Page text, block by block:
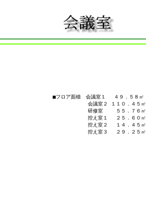
■フロア面積　会議室１　 ４９．５８㎡
会議室２ １１０．４５㎡
研修室　　 ５５．７６㎡
控え室１　 ２５．６０㎡
控え室２　 １４．４５㎡
控え室３　 ２９．２５㎡